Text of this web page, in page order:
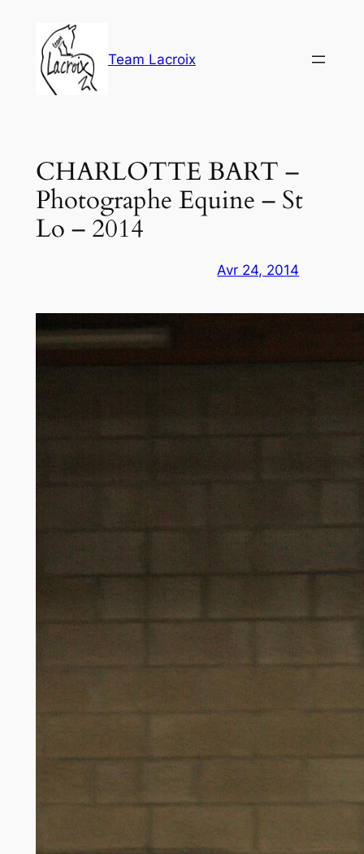
contenu
Team Lacroix
CHARLOTTE BART –
Photographe Equine – St
Lo – 2014
Avr 24, 2014